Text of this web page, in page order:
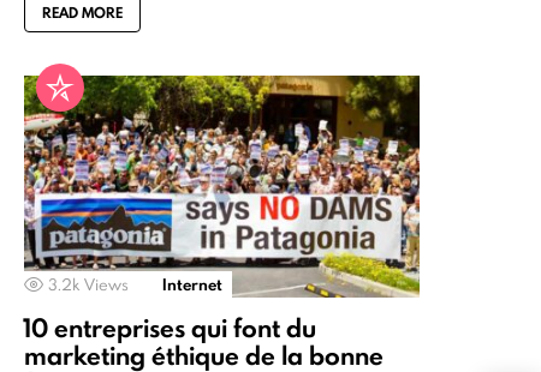
READ MORE
3.2k Views Internet
10 entreprises qui font du
marketing éthique de la bonne